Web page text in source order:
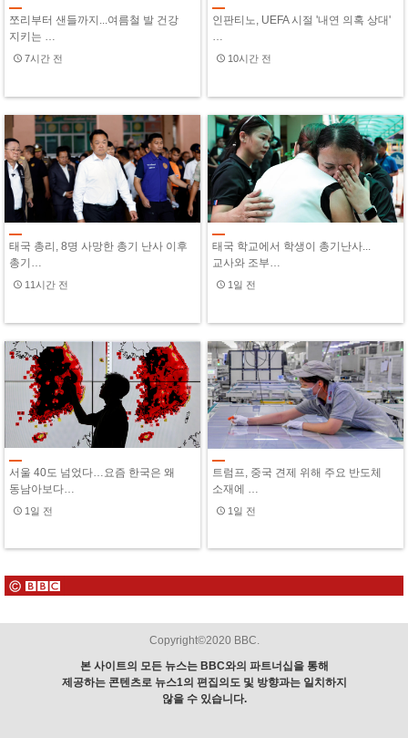
쪼리부터 샌들까지...여름철 발 건강
지키는 …
7시간 전
인판티노, UEFA 시절 '내연 의혹 상대'
…
10시간 전
태국 총리, 8명 사망한 총기 난사 이후
총기…
11시간 전
태국 학교에서 학생이 총기난사...
교사와 조부…
1일 전
서울 40도 넘었다…요즘 한국은 왜
동남아보다…
1일 전
트럼프, 중국 견제 위해 주요 반도체
소재에 …
1일 전
Copyright©2020 BBC.
본 사이트의 모든 뉴스는 BBC와의 파트너십을 통해
제공하는 콘텐츠로 뉴스1의 편집의도 및 방향과는 일치하지
않을 수 있습니다.